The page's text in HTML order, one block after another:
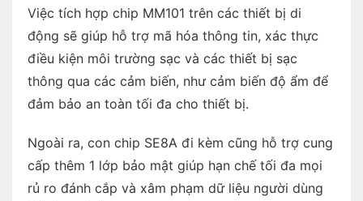
Việc tích hợp chip MM101 trên các thiết bị di
động sẽ giúp hỗ trợ mã hóa thông tin, xác thực
điều kiện môi trường sạc và các thiết bị sạc
thông qua các cảm biến, như cảm biến độ ẩm để
đảm bảo an toàn tối đa cho thiết bị.
Ngoài ra, con chip SE8A đi kèm cũng hỗ trợ cung
cấp thêm 1 lớp bảo mật giúp hạn chế tối đa mọi
rủ ro đánh cắp và xâm phạm dữ liệu người dùng